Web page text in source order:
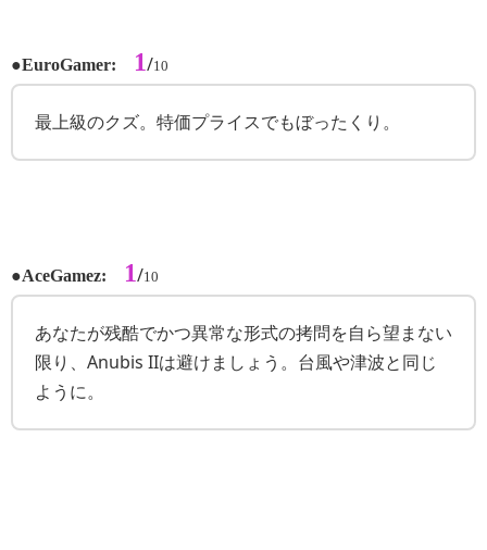
●EuroGamer: 1/10
最上級のクズ。特価プライスでもぼったくり。
●AceGamez: 1/10
あなたが残酷でかつ異常な形式の拷問を自ら望まない
限り、Anubis IIは避けましょう。台風や津波と同じ
ように。